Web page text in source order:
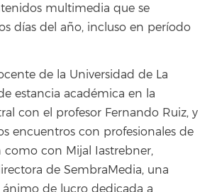
multimedia que se
días del año, incluso en período
de la Universidad de La
estancia académica en la
con el profesor Fernando Ruiz, y
encuentros con profesionales de
con Mijal Iastrebner,
de SembraMedia, una
de lucro dedicada a